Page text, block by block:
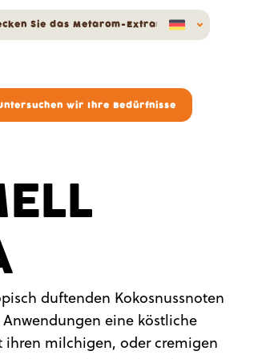
wir Ihre Bedürfnisse
Sie das Metarom-Extranet
duftenden Kokosnussnoten
eine köstliche
ihren milchigen, oder cremigen